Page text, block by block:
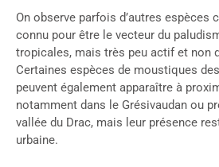
On observe parfois d’autres espèces
connu pour être le vecteur du
tropicales, mais très peu actif et non
Certaines espèces de moustiques
peuvent également apparaître à
notamment dans le Grésivaudan ou
vallée du Drac, mais leur présence
urbaine.